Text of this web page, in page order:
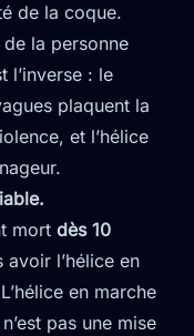
de la coque.
de la personne
l’inverse : le
plaquent la
et l’hélice
mort dès 10
l’hélice en
en marche
pas une mise